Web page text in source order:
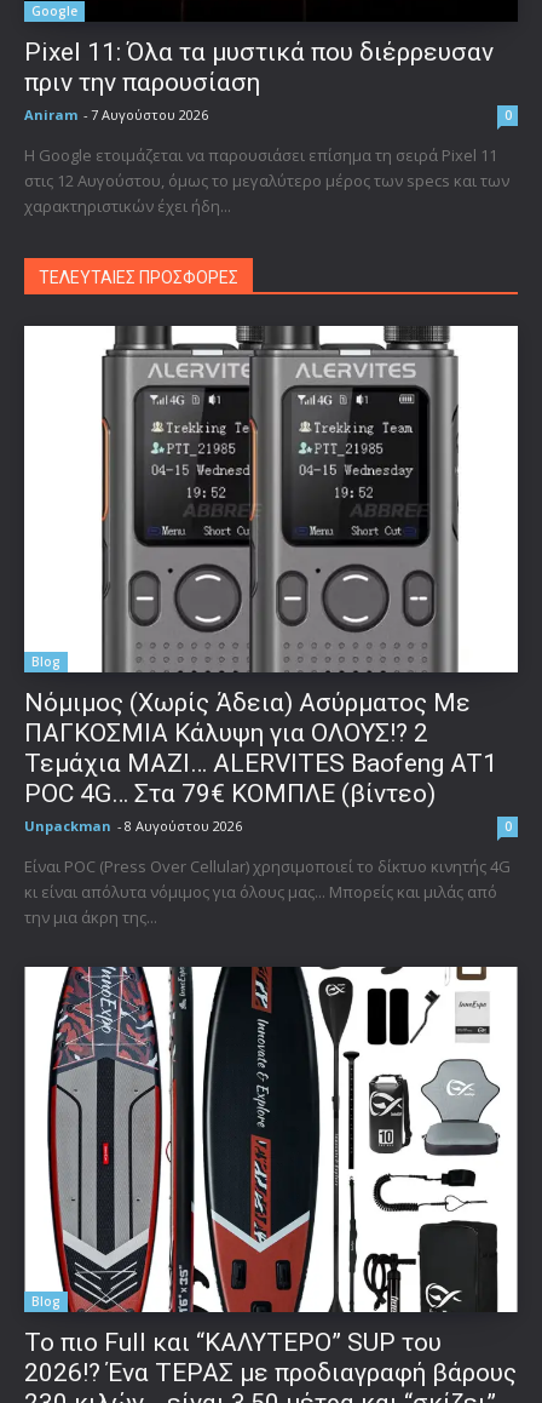
Google
Pixel 11: Όλα τα μυστικά που διέρρευσαν
πριν την παρουσίαση
Aniram - 7 Αυγούστου 2026 0
Η Google ετοιμάζεται να παρουσιάσει επίσημα τη σειρά Pixel 11
στις 12 Αυγούστου, όμως το μεγαλύτερο μέρος των specs και των
χαρακτηριστικών έχει ήδη...
ΤΕΛΕΥΤΑΙΕΣ ΠΡΟΣΦΟΡΕΣ
Blog
Νόμιμος (Χωρίς Άδεια) Ασύρματος Με
ΠΑΓΚΟΣΜΙΑ Κάλυψη για ΟΛΟΥΣ!? 2
Τεμάχια ΜΑΖΙ… ALERVITES Baofeng AT1
POC 4G… Στα 79€ ΚΟΜΠΛΕ (βίντεο)
Unpackman - 8 Αυγούστου 2026 0
Είναι POC (Press Over Cellular) χρησιμοποιεί το δίκτυο κινητής 4G
κι είναι απόλυτα νόμιμος για όλους μας... Μπορείς και μιλάς από
την μια άκρη της...
Blog
To πιο Full και “ΚΑΛΥΤΕΡΟ” SUP του
2026!? Ένα ΤΕΡΑΣ με προδιαγραφή βάρους